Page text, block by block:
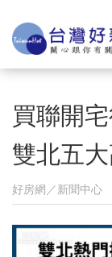
買聯開
雙北五
好房網／新聞中心